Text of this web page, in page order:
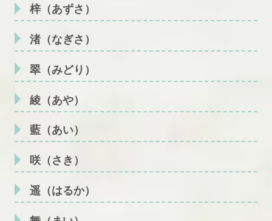
梓（あずさ）
渚（なぎさ）
翠（みどり）
綾（あや）
藍（あい）
咲（さき）
遥（はるか）